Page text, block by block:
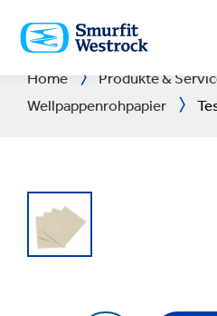
HAUPTINHALT
SPRINGEN
Home
Produkte &
Wellpappenrohpapier